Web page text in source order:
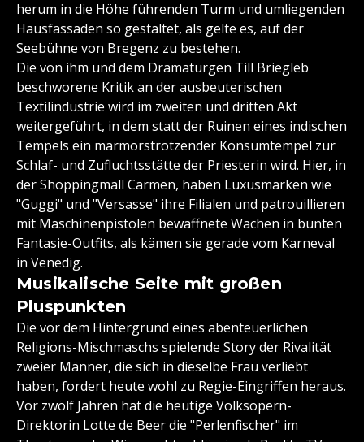
herum in die Höhe führenden Turm und umliegenden
Hausfassaden so gestaltet, als gelte es, auf der
Seebühne von Bregenz zu bestehen.
Die von ihm und dem Dramaturgen Till Briegleb
beschworene Kritik an der ausbeuterischen
Textilindustrie wird im zweiten und dritten Akt
weitergeführt, in dem statt der Ruinen eines indischen
Tempels ein marmorstrotzender Konsumtempel zur
Schlaf- und Zufluchtsstätte der Priesterin wird. Hier, in
der Shoppingmall Carmen, haben Luxusmarken wie
"Guggi" und "Versasse" ihre Filialen und patrouillieren
mit Maschinenpistolen bewaffnete Wachen in bunten
Fantasie-Outfits, als kämen sie gerade vom Karneval
in Venedig.
Musikalische Seite mit großen
Pluspunkten
Die vor dem Hintergrund eines abenteuerlichen
Religions-Mischmaschs spielende Story der Rivalität
zweier Männer, die sich in dieselbe Frau verliebt
haben, fordert heute wohl zu Regie-Eingriffen heraus.
Vor zwölf Jahren hat die heutige Volksopern-
Direktorin Lotte de Beer die "Perlenfischer" im